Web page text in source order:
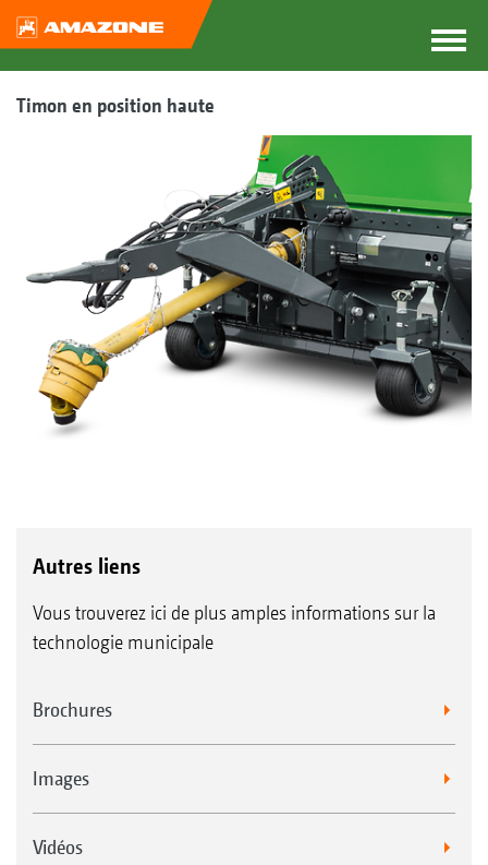
Timon en position haute
Autres liens
Vous trouverez ici de plus amples informations sur la
technologie municipale
Brochures
Images
Vidéos